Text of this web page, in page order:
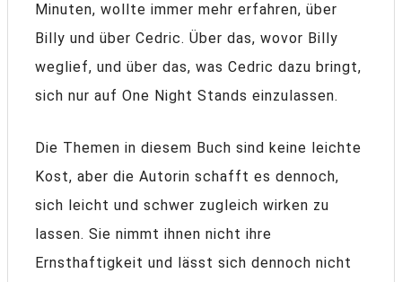
Minuten, wollte immer mehr erfahren, über
Billy und über Cedric. Über das, wovor Billy
weglief, und über das, was Cedric dazu bringt,
sich nur auf One Night Stands einzulassen.
Die Themen in diesem Buch sind keine leichte
Kost, aber die Autorin schafft es dennoch,
sich leicht und schwer zugleich wirken zu
lassen. Sie nimmt ihnen nicht ihre
Ernsthaftigkeit und lässt sich dennoch nicht